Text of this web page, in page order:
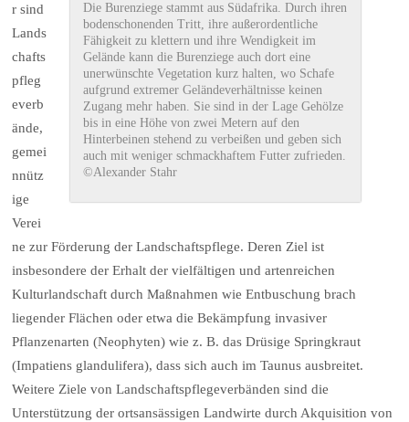
Die Burenziege stammt aus Südafrika. Durch ihren
bodenschonenden Tritt, ihre außerordentliche
Fähigkeit zu klettern und ihre Wendigkeit im
Gelände kann die Burenziege auch dort eine
unerwünschte Vegetation kurz halten, wo Schafe
aufgrund extremer Geländeverhältnisse keinen
Zugang mehr haben. Sie sind in der Lage Gehölze
bis in eine Höhe von zwei Metern auf den
Hinterbeinen stehend zu verbeißen und geben sich
auch mit weniger schmackhaftem Futter zufrieden.
©Alexander Stahr
r sind
Lands
chafts
pfleg
everb
ände,
gemei
nnütz
ige
Verei
ne zur Förderung der Landschaftspflege. Deren Ziel ist
insbesondere der Erhalt der vielfältigen und artenreichen
Kulturlandschaft durch Maßnahmen wie Entbuschung brach
liegender Flächen oder etwa die Bekämpfung invasiver
Pflanzenarten (Neophyten) wie z. B. das Drüsige Springkraut
(Impatiens glandulifera), dass sich auch im Taunus ausbreitet.
Weitere Ziele von Landschaftspflegeverbänden sind die
Unterstützung der ortsansässigen Landwirte durch Akquisition von